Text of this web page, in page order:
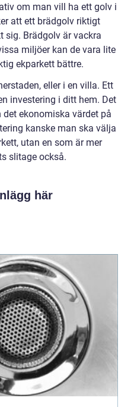
om man vill ha ett golv i
att ett brädgolv riktigt
sig. Brädgolv är vackra
miljöer kan de vara lite
ekparkett bättre.
eller i en villa. Ett
investering i ditt hem. Det
ekonomiska värdet på
kanske man ska välja
utan en som är mer
slitage också.
här